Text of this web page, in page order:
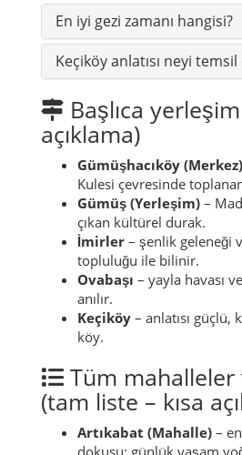
Köyleri gezmek değer mi?
Maden Cami neden özel?
En iyi gezi zamanı hangisi?
Keçiköy anlatısı neyi temsil
Başlıca
açıklama)
Gümüşhacıköy (Merkez)
Kulesi çevresinde
Gümüş (Yerleşim)
çıkan kültürel durak.
İmirler
Ovabaşı– yayla havası
anılır.
Keçiköy– anlatısı güçlü,
köy.